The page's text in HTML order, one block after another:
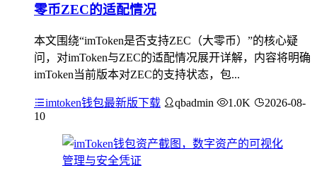
零币ZEC的适配情况
本文围绕“imToken是否支持ZEC（大零币）”的核心疑
问，对imToken与ZEC的适配情况展开详解，内容将明确
imToken当前版本对ZEC的支持状态，包...
imtoken钱包最新版下载 qbadmin 1.0K
2026-08-
10